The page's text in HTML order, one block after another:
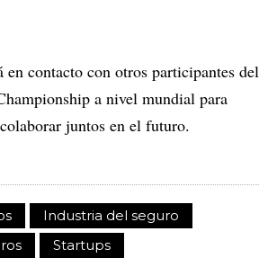
en contacto con otros participantes del
a nivel mundial para
juntos en el futuro.
Industria del seguro
Startups